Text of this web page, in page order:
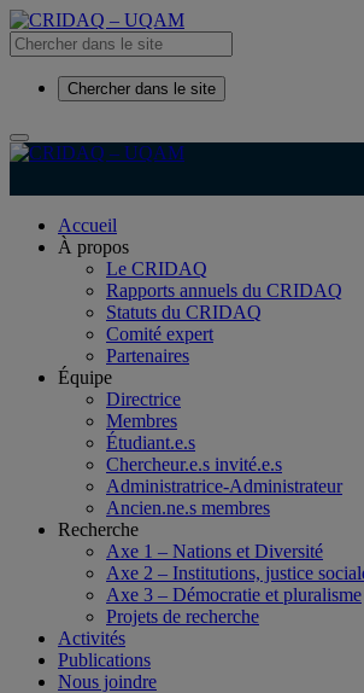
Chercher dans le site
Accueil
À propos
Le CRIDAQ
Rapports annuels du CRIDAQ
Statuts du CRIDAQ
Comité expert
Partenaires
Équipe
Directrice
Membres
Étudiant.e.s
Chercheur.e.s invité.e.s
Administratrice-Administrateur
Ancien.ne.s membres
Recherche
Axe 1 – Nations et Diversité
Axe 2 – Institutions, justice
Axe 3 – Démocratie et pluralisme
Projets de recherche
Activités
Publications
Nous joindre